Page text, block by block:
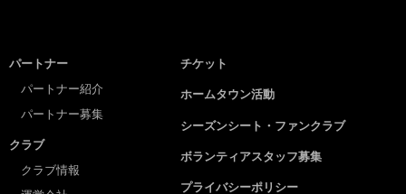
パートナー
パートナー紹介
パートナー募集
クラブ
クラブ情報
チケット
ホームタウン活動
シーズンシート・ファンクラブ
ボランティアスタッフ募集
プライバシーポリシー